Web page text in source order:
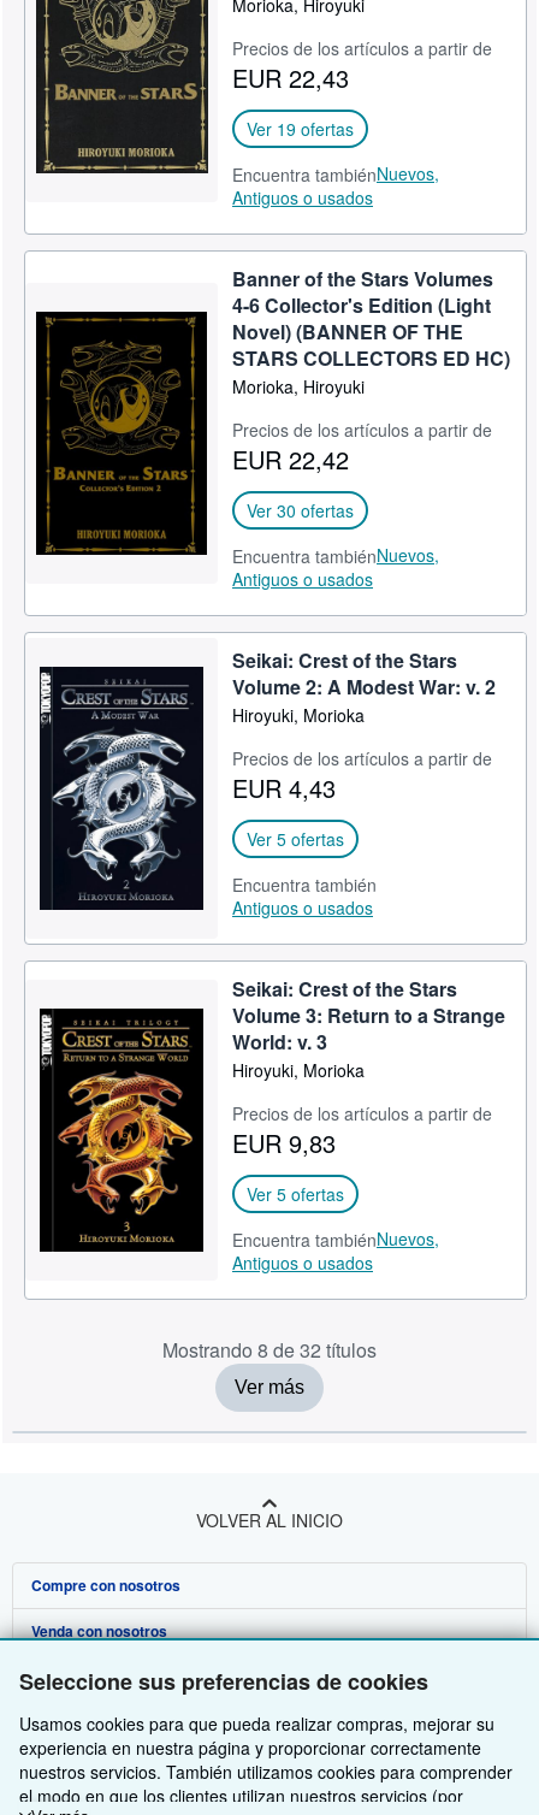
Seleccione sus preferencias de cookies
Usamos cookies para que pueda realizar compras, mejorar su
experiencia en nuestra página y proporcionar correctamente
nuestros servicios. También utilizamos cookies para comprender
el modo en que los clientes utilizan nuestros servicios (por
Morioka, Hiroyuki
Precios de los artículos a partir de
EUR 22,43
Ver 19 ofertas
Encuentra tambiénNuevos,
Antiguos o usados
Banner of the Stars Volumes
4-6 Collector's Edition (Light
Novel) (BANNER OF THE
STARS COLLECTORS ED HC)
Morioka, Hiroyuki
Precios de los artículos a partir de
EUR 22,42
Ver 30 ofertas
Encuentra tambiénNuevos,
Antiguos o usados
Seikai: Crest of the Stars
Volume 2: A Modest War: v. 2
Hiroyuki, Morioka
Precios de los artículos a partir de
EUR 4,43
Ver 5 ofertas
Encuentra también
Antiguos o usados
Seikai: Crest of the Stars
Volume 3: Return to a Strange
World: v. 3
Hiroyuki, Morioka
Precios de los artículos a partir de
EUR 9,83
Ver 5 ofertas
Encuentra tambiénNuevos,
Antiguos o usados
Mostrando 8 de 32 títulos
Ver más
VOLVER AL INICIO
Compre con nosotros
Búsqueda avanzada
Colecciones
Mi cuenta
Mis pedidos
Venda con nosotros
Comenzar a vender
Únase a nuestro programa de afiliados
Recomiende un vendedor
Sobre nosotros
Sobre IberLibro
Medios
Obtener Ayuda
Preguntas frecuentes y guías
Otras compañías de AbeBooks